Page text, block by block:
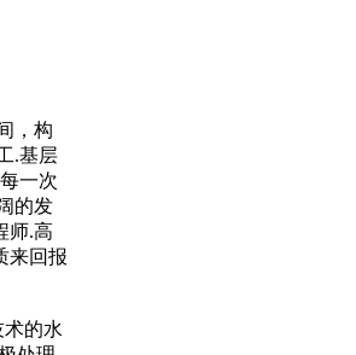
，构
.基层
一次
的发
师.高
来回报
的水